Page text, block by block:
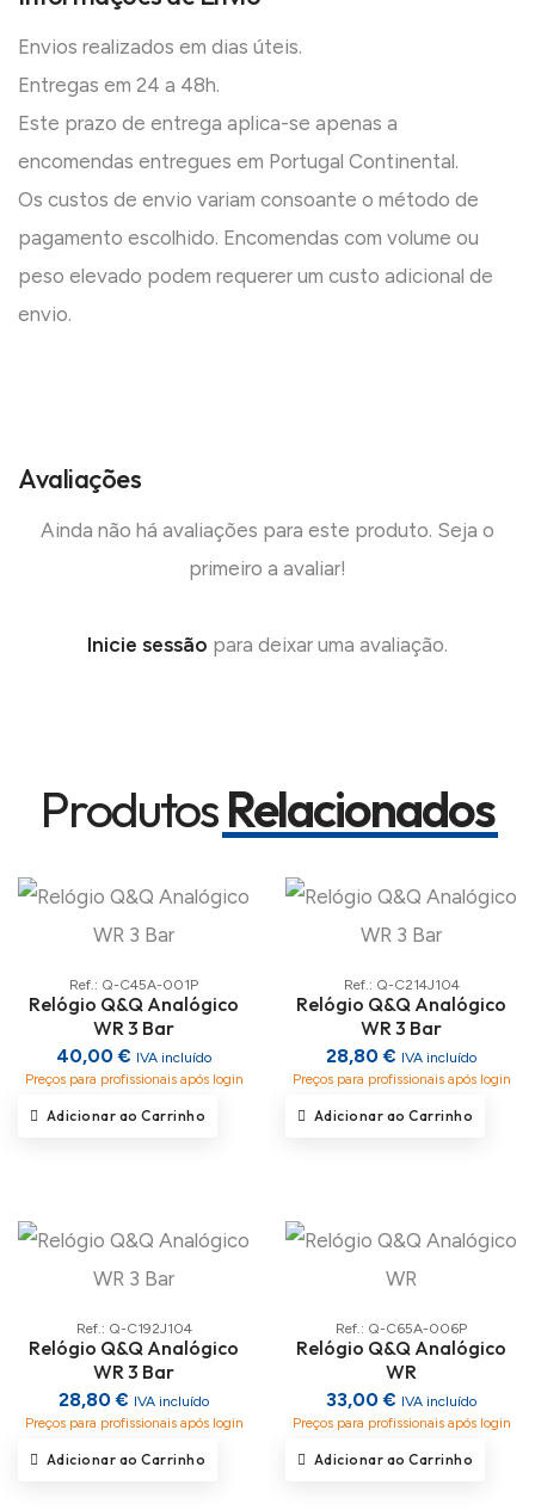
Envios realizados em dias úteis.
Entregas em 24 a 48h.
Este prazo de entrega aplica-se apenas a
encomendas entregues em Portugal Continental.
Os custos de envio variam consoante o método de
pagamento escolhido. Encomendas com volume ou
peso elevado podem requerer um custo adicional de
envio.
Avaliações
Ainda não há avaliações para este produto. Seja o
primeiro a avaliar!
Inicie sessão para deixar uma avaliação.
ProdutosRelacionados
Ref.: Q-C45A-001P
Relógio Q&Q Analógico
WR 3 Bar
40,00 € IVA incluído
Preços para profissionais após login
Adicionar ao Carrinho
Ref.: Q-C214J104
Relógio Q&Q Analógico
WR 3 Bar
28,80 € IVA incluído
Preços para profissionais após login
Adicionar ao Carrinho
Ref.: Q-C192J104
Relógio Q&Q Analógico
WR 3 Bar
28,80 € IVA incluído
Preços para profissionais após login
Adicionar ao Carrinho
Ref.: Q-C65A-006P
Relógio Q&Q Analógico
WR
33,00 € IVA incluído
Preços para profissionais após login
Adicionar ao Carrinho